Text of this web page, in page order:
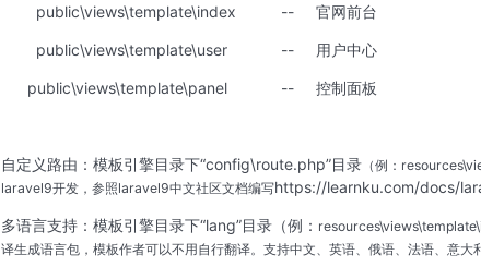
public\views\template\index -- 官网前台
public\views\template\user -- 用户中心
public\views\template\panel -- 控制面板
自定义路由：模板引擎目录下“config\route.php”目录 （例：
laravel9开发，参照laravel9中文社区文档编写https://learnku.com/docs/
多语言支持：模板引擎目录下“lang”目录（例：
译生成语言包，模板作者可以不用自行翻译。支持中文、英语、俄语、法语、意大